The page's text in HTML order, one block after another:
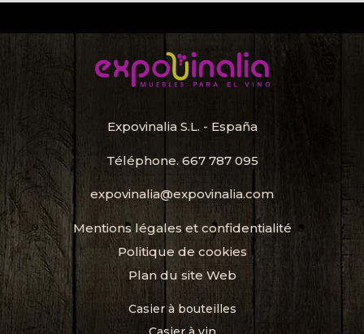
Expovinalia S.L. - España
Téléphone. 667 787 095
expovinalia@expovinalia.com
Mentions légales et confidentialité
Politique de cookies
Plan du site Web
Casier à bouteilles